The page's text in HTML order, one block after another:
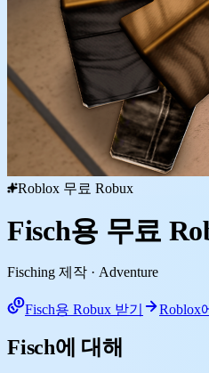
Roblox 무료 Robux
Fisch용 무료
Fisching 제작 · Adventure
Fisch용 Robux 받기 Roblox
Fisch에 대해